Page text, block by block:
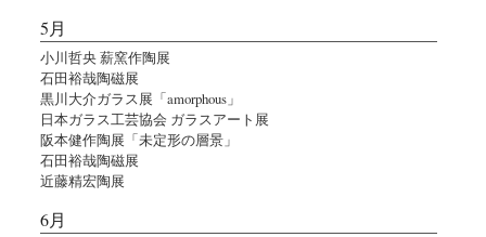
5月
小川哲央 薪窯作陶展
石田裕哉陶磁展
黒川大介ガラス展「amorphous」
日本ガラス工芸協会 ガラスアート展
阪本健作陶展「未定形の層景」
石田裕哉陶磁展
近藤精宏陶展
6月